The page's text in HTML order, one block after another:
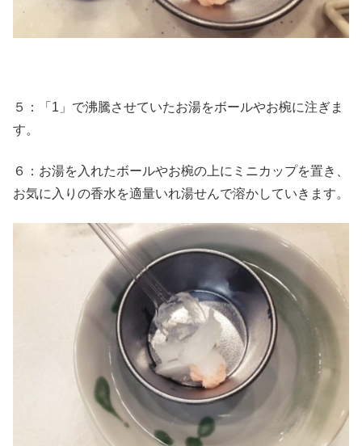
５：「1」で沸騰させていたお湯をボールやお椀に注ぎま
す。
６：お湯を入れたボールやお椀の上にミニカップを置き、
お気に入りの香水を適量いれ湯せんで溶かしていきます。